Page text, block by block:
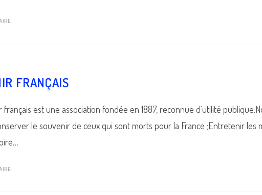
FRANÇAIS
français est une association fondée en 1887, reconnue d’utilité
le souvenir de ceux qui sont morts pour la France ;Entretenir les